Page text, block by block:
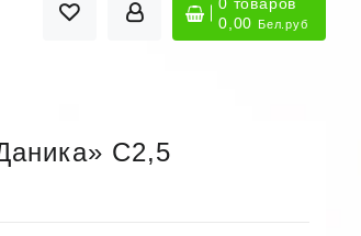
0,00 Бел.руб
С2,5